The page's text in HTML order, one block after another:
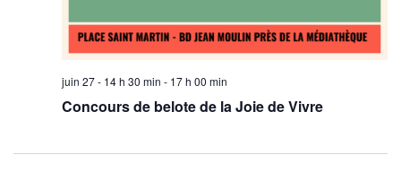
juin 27 - 14 h 30 min - 17 h 00 min
Concours de belote de la Joie de Vivre